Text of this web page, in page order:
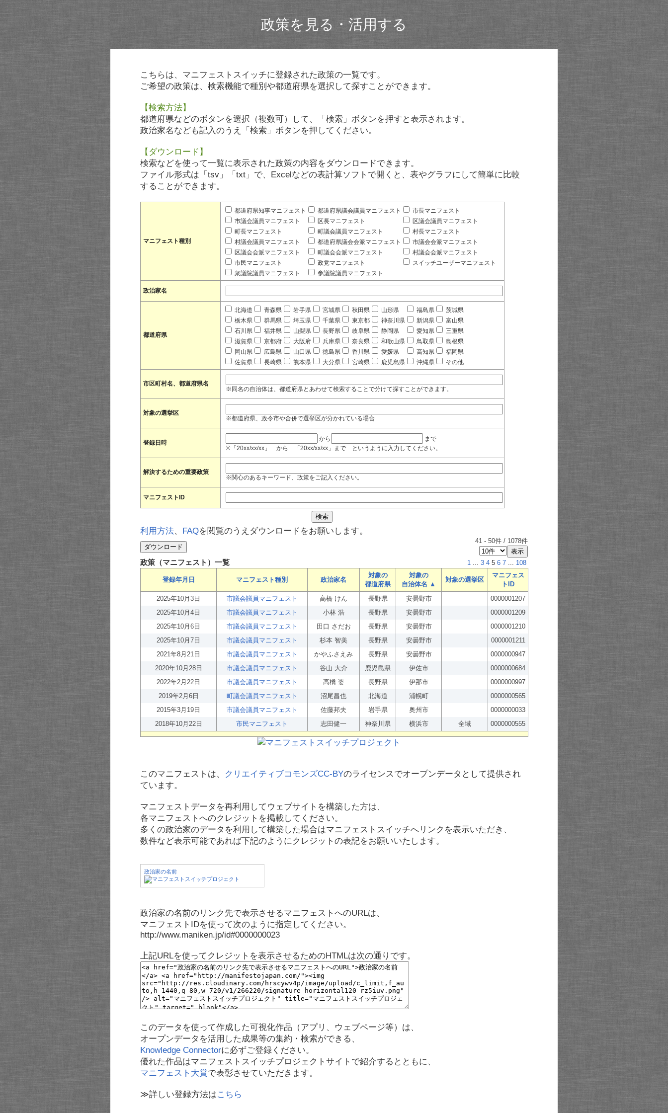
政策を見る・活用する
こちらは、マニフェストスイッチに登録された政策の一覧です。
ご希望の政策は、検索機能で種別や都道府県を選択して探すことができます。
【検索方法】
都道府県などのボタンを選択（複数可）して、「検索」ボタンを押すと表示されます。
政治家名なども記入のうえ「検索」ボタンを押してください。
【ダウンロード】
検索などを使って一覧に表示された政策の内容をダウンロードできます。
ファイル形式は「tsv」「txt」で、Excelなどの表計算ソフトで開くと、表やグラフにして簡単に比較
することができます。
マニフェスト種別
都道府県知事マニフェスト 都道府県議会議員マニフェスト
市長マニフェスト
市議会議員マニフェスト
区長マニフェスト
区議会議員マニフェスト
町長マニフェスト
町議会議員マニフェスト
村長マニフェスト
村議会議員マニフェスト
都道府県議会会派マニフェスト
市議会会派マニフェスト
区議会会派マニフェスト
町議会会派マニフェスト
村議会会派マニフェスト
市民マニフェスト
政党マニフェスト
スイッチユーザーマニフェスト
衆議院議員マニフェスト
参議院議員マニフェスト
政治家名
都道府県
北海道 青森県 岩手県 宮城県 秋田県 山形県 福島県
茨城県
栃木県
群馬県 埼玉県 千葉県 東京都 神奈川県 新潟県
富山県
石川県
福井県 山梨県 長野県 岐阜県 静岡県 愛知県
三重県
滋賀県
京都府 大阪府 兵庫県 奈良県 和歌山県 鳥取県
島根県
岡山県
広島県 山口県 徳島県 香川県 愛媛県 高知県
福岡県
佐賀県
長崎県 熊本県 大分県 宮崎県 鹿児島県 沖縄県 その他
市区町村名、都道府県名
※同名の自治体は、都道府県とあわせて検索することで分けて探すことができます。
対象の選挙区
※都道府県、政令市や合併で選挙区が分かれている場合
登録日時
から
まで
※「20xx/xx/xx」 から 「20xx/xx/xx」まで というように入力してください。
解決するための重要政策
※関心のあるキーワード、政策をご記入ください。
マニフェストID
利用方法、 FAQを閲覧のうえダウンロードをお願いします。
41 - 50件 / 1078件
政策（マニフェスト）一覧 1 ... 3 4 5 6 7 ... 108
登録年月日 マニフェスト種別 政治家名
対象の
都道府県
対象の
自治体名 ▲
対象の選挙区
マニフェス
トID
2025年10月3日
市議会議員マニフェスト 高橋 けん 長野県 安曇野市
0000001207
2025年10月4日
市議会議員マニフェスト 小林 浩 長野県 安曇野市
0000001209
2025年10月6日
市議会議員マニフェスト 田口 さだお 長野県 安曇野市
0000001210
2025年10月7日
市議会議員マニフェスト 杉本 智美 長野県 安曇野市
0000001211
2021年8月21日
市議会議員マニフェスト かやふさえみ 長野県 安曇野市
0000000947
2020年10月28日
市議会議員マニフェスト 谷山 大介 鹿児島県 伊佐市
0000000684
2022年2月22日
市議会議員マニフェスト 高橋 姿 長野県 伊那市
0000000997
2019年2月6日
町議会議員マニフェスト 沼尾昌也 北海道 浦幌町
0000000565
2015年3月19日
市議会議員マニフェスト 佐藤邦夫 岩手県 奥州市
0000000033
2018年10月22日
市民マニフェスト 志田健一 神奈川県 横浜市 全域 0000000555
このマニフェストは、 クリエイティブコモンズCC-BYのライセンスでオープンデータとして提供され
ています。
マニフェストデータを再利用してウェブサイトを構築した方は、
各マニフェストへのクレジットを掲載してください。
多くの政治家のデータを利用して構築した場合はマニフェストスイッチへリンクを表示いただき、
数件など表示可能であれば下記のようにクレジットの表記をお願いいたします。
政治家の名前
政治家の名前のリンク先で表示させるマニフェストへのURLは、
マニフェストIDを使って次のように指定してください。
http://www.maniken.jp/id#0000000023
上記URLを使ってクレジットを表示させるためのHTMLは次の通りです。
このデータを使って作成した可視化作品（アプリ、ウェブページ等）は、
オープンデータを活用した成果等の集約・検索ができる、
Knowledge Connectorに必ずご登録ください。
優れた作品はマニフェストスイッチプロジェクトサイトで紹介するとともに、
マニフェスト大賞で表彰させていただきます。
≫詳しい登録方法はこちら